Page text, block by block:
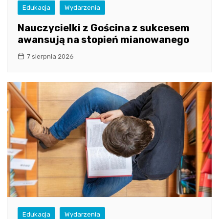
Edukacja Wydarzenia
Nauczycielki z Gościna z sukcesem
awansują na stopień mianowanego
7 sierpnia 2026
Edukacja Wydarzenia